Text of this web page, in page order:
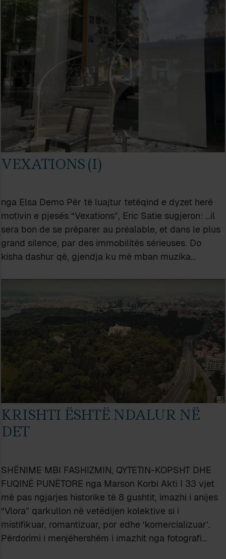
VEXATIONS (I)
nga Elsa Demo Për të luajtur tetëqind e dyzet herë
motivin e pjesës “Vexations”, Eric Satie sugjeron: …il
sera bon de se préparer au préalable, et dans le plus
grand silence, par des immobilités sérieuses. Do
kisha dashur që, gjendja ku më mban muzika…
KRISHTI ËSHTË NDALUR NË
DET
SHËNIME MBI FASHIZMIN, QYTETIN-KOPSHT DHE
FUQINË PUNËTORE nga Marson Korbi Akti I 33 vjet
më pas ngjarjes historike të 8 gushtit, imazhi i anijes
“Vlora” qarkullon në vetëdijen kolektive si i
mistifikuar, romantizuar, por edhe ‘komercializuar’.
Përdorimi i menjëhershëm i imazhit nga fotografi…